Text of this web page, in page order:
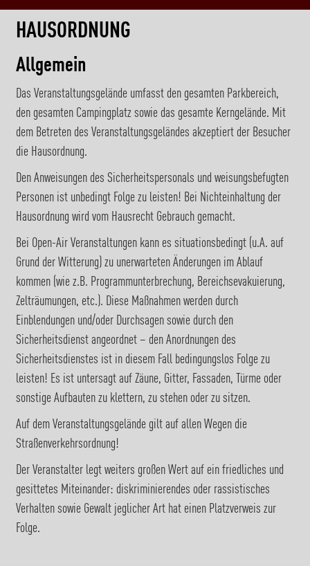
HAUSORDNUNG
Allgemein
Das Veranstaltungsgelände umfasst den gesamten Parkbereich,
den gesamten Campingplatz sowie das gesamte Kerngelände. Mit
dem Betreten des Veranstaltungsgeländes akzeptiert der Besucher
die Hausordnung.
Den Anweisungen des Sicherheitspersonals und weisungsbefugten
Personen ist unbedingt Folge zu leisten! Bei Nichteinhaltung der
Hausordnung wird vom Hausrecht Gebrauch gemacht.
Bei Open-Air Veranstaltungen kann es situationsbedingt (u.A. auf
Grund der Witterung) zu unerwarteten Änderungen im Ablauf
kommen (wie z.B. Programmunterbrechung, Bereichsevakuierung,
Zelträumungen, etc.). Diese Maßnahmen werden durch
Einblendungen und/oder Durchsagen sowie durch den
Sicherheitsdienst angeordnet – den Anordnungen des
Sicherheitsdienstes ist in diesem Fall bedingungslos Folge zu
leisten! Es ist untersagt auf Zäune, Gitter, Fassaden, Türme oder
sonstige Aufbauten zu klettern, zu stehen oder zu sitzen.
Auf dem Veranstaltungsgelände gilt auf allen Wegen die
Straßenverkehrsordnung!
Der Veranstalter legt weiters großen Wert auf ein friedliches und
gesittetes Miteinander: diskriminierendes oder rassistisches
Verhalten sowie Gewalt jeglicher Art hat einen Platzverweis zur
Folge.